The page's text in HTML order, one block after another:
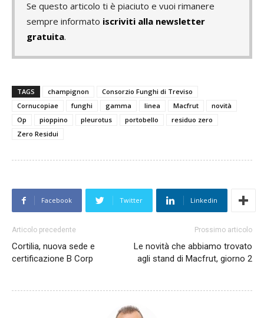
Se questo articolo ti è piaciuto e vuoi rimanere
sempre informato iscriviti alla newsletter
gratuita.
TAGS champignon
Consorzio Funghi di Treviso
Cornucopiae
funghi gamma linea Macfrut
novità
Op
pioppino pleurotus portobello
residuo zero
Zero Residui
Facebook Twitter Linkedin
Articolo precedente
Cortilia, nuova sede e
certificazione B Corp
Prossimo articolo
Le novità che abbiamo trovato
agli stand di Macfrut, giorno 2